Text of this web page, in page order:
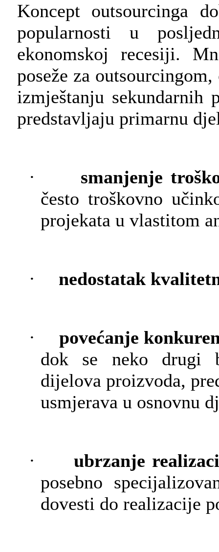
Koncept outsourcinga
popularnosti u
ekonomskoj recesiji.
poseže za
izmještanju sekundarnih
predstavljaju primarnu
·
smanjenje
često troškovno
projekata u vlastitom
· nedostatak
·
povećanje
dok se neko drugi
dijelova proizvoda,
usmjerava u osnovnu
·
ubrzanje
posebno
dovesti do realizacije